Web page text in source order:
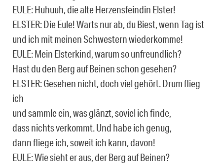
EULE: Huhuuh, die alte Herzensfeindin Elster!
ELSTER: Die Eule! Warts nur ab, du Biest, wenn Tag ist
und ich mit meinen Schwestern wiederkomme!
EULE: Mein Elsterkind, warum so unfreundlich?
Hast du den Berg auf Beinen schon gesehen?
ELSTER: Gesehen nicht, doch viel gehört. Drum flieg
ich
und sammle ein, was glänzt, soviel ich finde,
dass nichts verkommt. Und habe ich genug,
dann fliege ich, soweit ich kann, davon!
EULE: Wie sieht er aus, der Berg auf Beinen?